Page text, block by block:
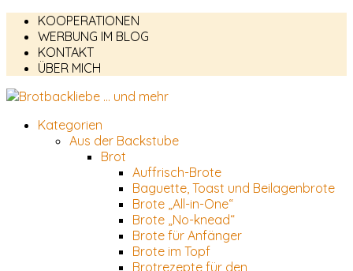
KOOPERATIONEN
WERBUNG IM BLOG
KONTAKT
ÜBER MICH
Kategorien
Aus der Backstube
Brot
Auffrisch-Brote
Baguette, Toast und Beilagenbrote
Brote „All-in-One“
Brote „No-knead“
Brote für Anfänger
Brote im Topf
Brotrezepte für den